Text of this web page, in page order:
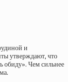
и
утверждают, что
обиду». Чем сильнее